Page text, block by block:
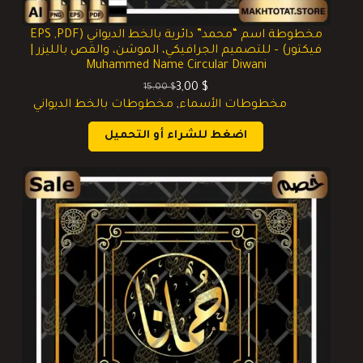
مخطوطة اسم “محمد” دائرية بالخط الديواني (EPS ,PDF
فيكتور) – للتصميم الجرافيكي، الموشن، والقص بالليزر |
Muhammed Name Circular Diwani
15,00$
الأصلي
هو:
15,00 $.
3,00 $
الحالي
هو:
3,00 $.
مخطوطات الأسماء, مخطوطات بالخط الديواني
اضغط للشراء أو التحميل